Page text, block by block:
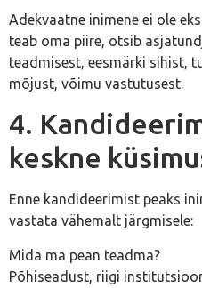
Adekvaatne inimene ei ole
teab oma piire, otsib
teadmisest, eesmärki sihist,
mõjust, võimu vastutusest.
4.
keskne
Enne kandideerimist peaks
vastata vähemalt järgmisele:
Mida ma pean teadma?
Põhiseadust, riigi